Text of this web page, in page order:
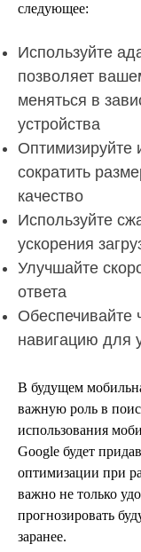
следующее:
Используйте
позволяет
меняться в
устройства
Оптимизируйте
сократить
качество
Используйте
ускорения
Улучшайте
ответа
Обеспечивайте
навигацию для
В будущем
важную роль в
использования
Google будет
оптимизации при
важно не только
прогнозировать
заранее.